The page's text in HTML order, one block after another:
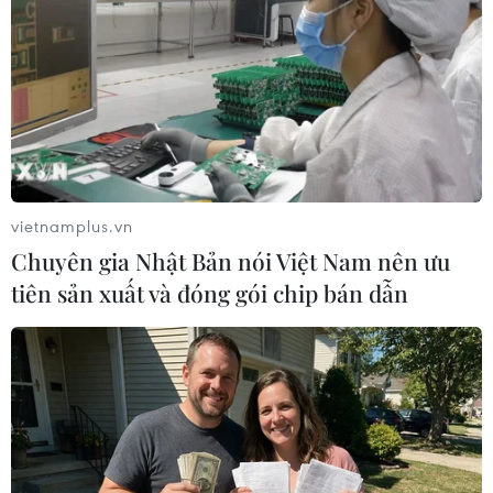
vietnamplus.vn
Chuyên gia Nhật Bản nói Việt Nam nên ưu
tiên sản xuất và đóng gói chip bán dẫn